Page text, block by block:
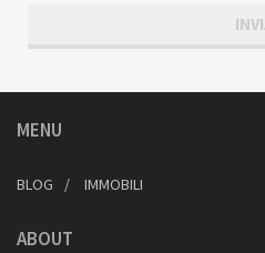
MENU
BLOG IMMOBILI
ABOUT